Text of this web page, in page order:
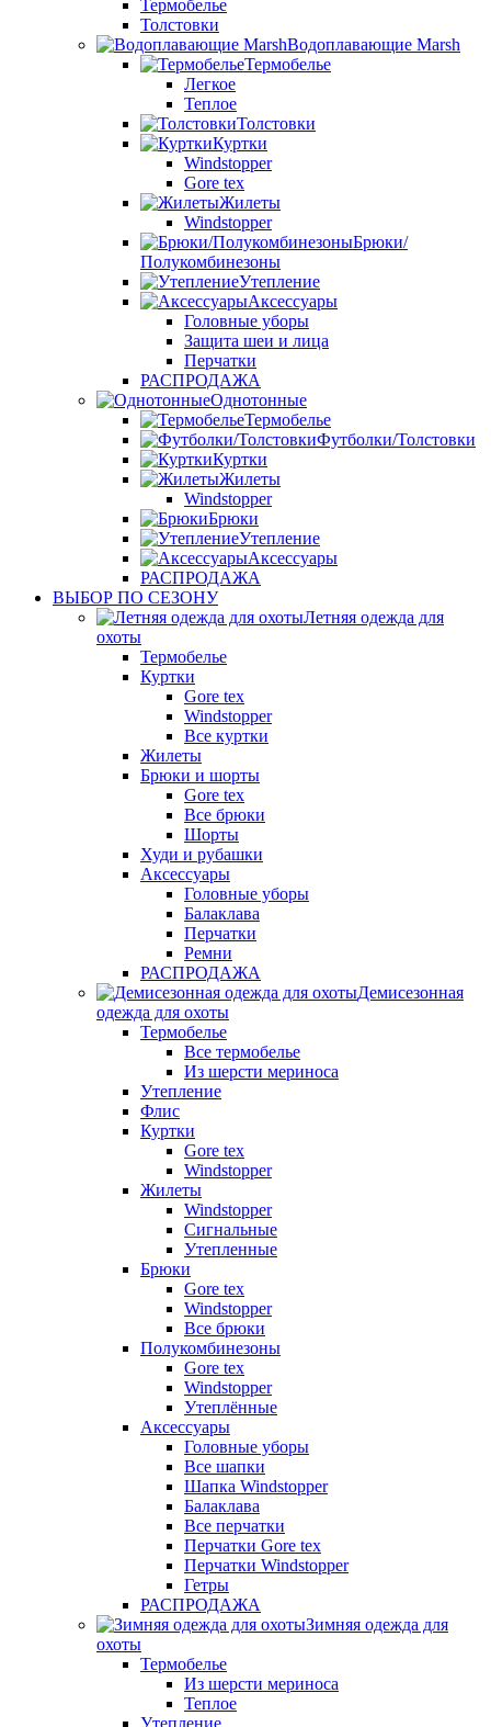
Термобелье
Толстовки
Водоплавающие Marsh
Термобелье
Легкое
Теплое
Толстовки
Куртки
Windstopper
Gore tex
Жилеты
Windstopper
Брюки/
Полукомбинезоны
Утепление
Аксессуары
Головные уборы
Защита шеи и лица
Перчатки
РАСПРОДАЖА
Однотонные
Термобелье
Футболки/Толстовки
Куртки
Жилеты
Windstopper
Брюки
Утепление
Аксессуары
РАСПРОДАЖА
ВЫБОР ПО СЕЗОНУ
Летняя одежда для
охоты
Термобелье
Куртки
Gore tex
Windstopper
Все куртки
Жилеты
Брюки и шорты
Gore tex
Все брюки
Шорты
Худи и рубашки
Аксессуары
Головные уборы
Балаклава
Перчатки
Ремни
РАСПРОДАЖА
Демисезонная
одежда для охоты
Термобелье
Все термобелье
Из шерсти мериноса
Утепление
Флис
Куртки
Gore tex
Windstopper
Жилеты
Windstopper
Сигнальные
Утепленные
Брюки
Gore tex
Windstopper
Все брюки
Полукомбинезоны
Gore tex
Windstopper
Утеплённые
Аксессуары
Головные уборы
Все шапки
Шапка Windstopper
Балаклава
Все перчатки
Перчатки Gore tex
Перчатки Windstopper
Гетры
РАСПРОДАЖА
Зимняя одежда для
охоты
Термобелье
Из шерсти мериноса
Теплое
Утепление